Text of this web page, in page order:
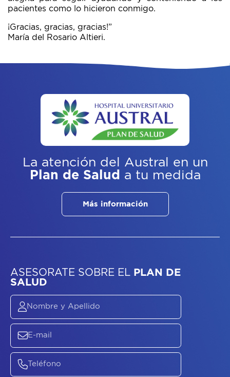
pacientes como lo hicieron conmigo.
¡Gracias, gracias, gracias!”
María del Rosario Altieri.
La atención del Austral
en un
Plan de Salud a tu medida
Más información